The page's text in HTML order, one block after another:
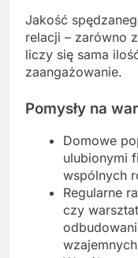
Jakość
relacji – zarówno
liczy się sama
zaangażowanie.
Pomysły na
Domowe
ulubionymi
wspólnych
Regularne
czy